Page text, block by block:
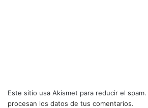
Este sitio usa Akismet para reducir el spam.
procesan los datos de tus comentarios.